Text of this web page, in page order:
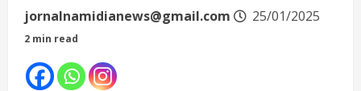
jornalnamidianews@gmail.com 25/01/2025
2 min read